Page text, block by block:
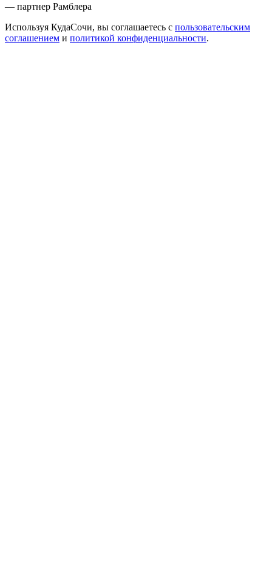
— партнер Рамблера
Используя КудаСочи, вы соглашаетесь с пользовательским
соглашением и политикой конфиденциальности.